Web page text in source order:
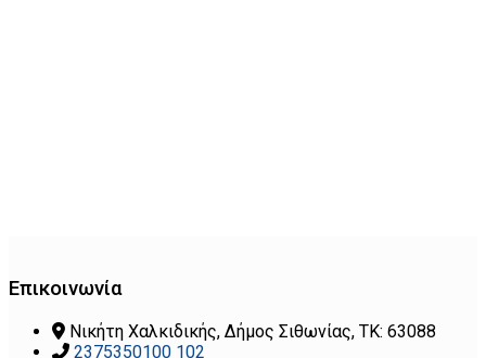
Επικοινωνία
Νικήτη Χαλκιδικής, Δήμος Σιθωνίας, ΤΚ: 63088
2375350100 102